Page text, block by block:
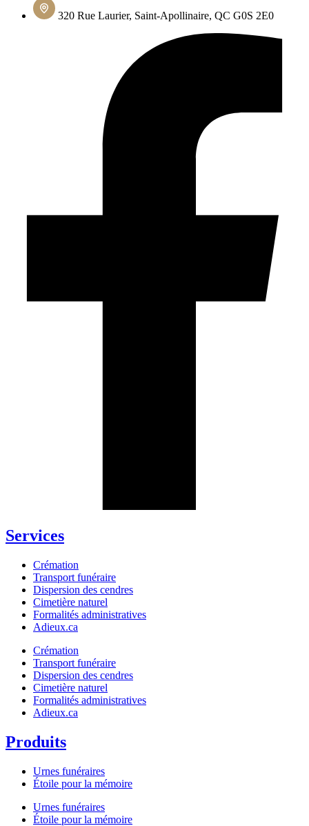
320 Rue Laurier, Saint-Apollinaire, QC G0S 2E0
Services
Crémation
Transport funéraire
Dispersion des cendres
Cimetière naturel
Formalités administratives
Adieux.ca
Crémation
Transport funéraire
Dispersion des cendres
Cimetière naturel
Formalités administratives
Adieux.ca
Produits
Urnes funéraires
Étoile pour la mémoire
Urnes funéraires
Étoile pour la mémoire